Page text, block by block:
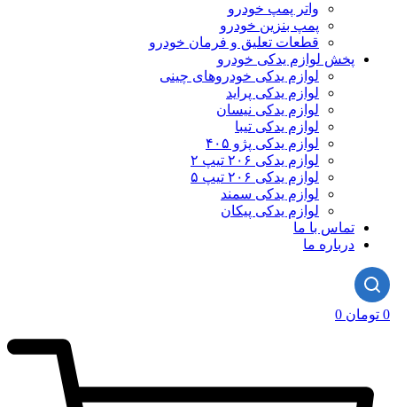
واتر پمپ خودرو
پمپ بنزین خودرو
قطعات تعلیق و فرمان خودرو
پخش لوازم یدکی خودرو
لوازم یدکی خودروهای چینی
لوازم یدکی پراید
لوازم یدکی نیسان
لوازم یدکی تیبا
لوازم یدکی پژو ۴۰۵
لوازم یدکی ۲۰۶ تیپ ۲
لوازم یدکی ۲۰۶ تیپ ۵
لوازم یدکی سمند
لوازم یدکی پیکان
تماس با ما
درباره ما
0 تومان 0